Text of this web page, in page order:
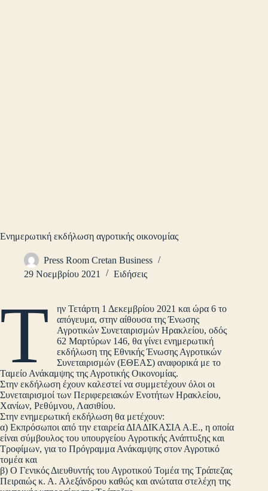
Ενημερωτική εκδήλωση αγροτικής οικονομίας
Press Room Cretan Business
29 Νοεμβρίου 2021
Ειδήσεις
Τ
ην Τετάρτη 1 Δεκεμβρίου 2021 και ώρα 6 το
απόγευμα, στην αίθουσα της Ένωσης
Αγροτικών Συνεταιρισμών Ηρακλείου, οδός
62 Μαρτύρων 146, θα γίνει ενημερωτική
εκδήλωση της Εθνικής Ένωσης Αγροτικών
Συνεταιρισμών (ΕΘΕΑΣ) αναφορικά με το
Ταμείο Ανάκαμψης της Αγροτικής Οικονομίας.
Στην εκδήλωση έχουν καλεστεί να συμμετέχουν όλοι οι
Συνεταιρισμοί των Περιφερειακών Ενοτήτων Ηρακλείου,
Χανίων, Ρεθύμνου, Λασιθίου.
Στην ενημερωτική εκδήλωση θα μετέχουν:
α) Εκπρόσωποι από την εταιρεία ΔΙΑΔΙΚΑΣΙΑ Α.Ε., η οποία
είναι σύμβουλος του υπουργείου Αγροτικής Ανάπτυξης και
Τροφίμων, για το Πρόγραμμα Ανάκαμψης στον Αγροτικό
τομέα και
β) Ο Γενικός Διευθυντής του Αγροτικού Τομέα της Τράπεζας
Πειραιώς κ. Α. Αλεξάνδρου καθώς και ανώτατα στελέχη της